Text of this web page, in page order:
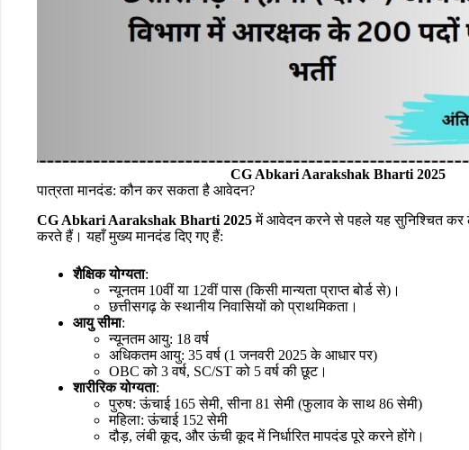
CG Abkari Aarakshak Bharti 2025
पात्रता मानदंड: कौन कर सकता है आवेदन?
CG Abkari Aarakshak Bharti 2025में आवेदन करने से पहले यह सुनिश्चित कर लें
करते हैं। यहाँ मुख्य मानदंड दिए गए हैं:
शैक्षिक योग्यता:
न्यूनतम 10वीं या 12वीं पास (किसी मान्यता प्राप्त बोर्ड से)।
छत्तीसगढ़ के स्थानीय निवासियों को प्राथमिकता।
आयु सीमा:
न्यूनतम आयु: 18 वर्ष
अधिकतम आयु: 35 वर्ष (1 जनवरी 2025 के आधार पर)
OBC को 3 वर्ष, SC/ST को 5 वर्ष की छूट।
शारीरिक योग्यता:
पुरुष: ऊंचाई 165 सेमी, सीना 81 सेमी (फुलाव के साथ 86 सेमी)
महिला: ऊंचाई 152 सेमी
दौड़, लंबी कूद, और ऊंची कूद में निर्धारित मापदंड पूरे करने होंगे।